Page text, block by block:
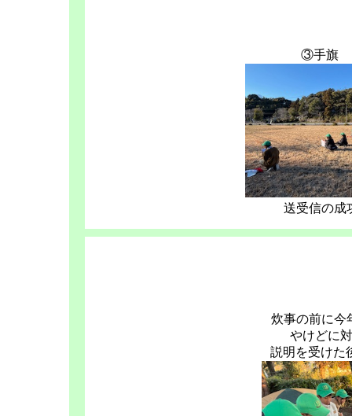
③手旗
送受信の成
炊事の前に今
やけどに
説明を受けた